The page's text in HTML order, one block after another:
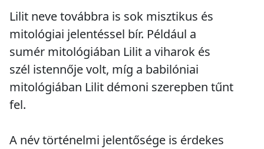
Lilit neve továbbra is sok misztikus és
mitológiai jelentéssel bír. Például a
sumér mitológiában Lilit a viharok és
szél istennője volt, míg a babilóniai
mitológiában Lilit démoni szerepben tűnt
fel.
A név történelmi jelentősége is érdekes